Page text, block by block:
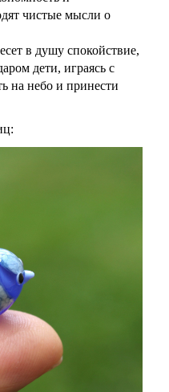
чистые мысли о
в душу спокойствие,
дети, играясь с
на небо и принести